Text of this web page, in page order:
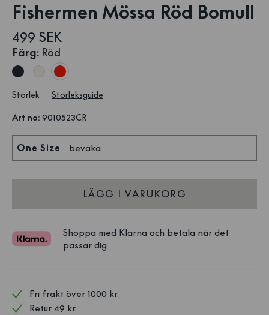
Fishermen Mössa Röd Bomull
499 SEK
Färg: Röd
Storlek Storleksguide
Art no: 9010523CR
One Size bevaka
LÄGG I VARUKORG
Shoppa med Klarna och betala när det
passar dig
Fri frakt över 1000 kr.
Retur 49 kr.